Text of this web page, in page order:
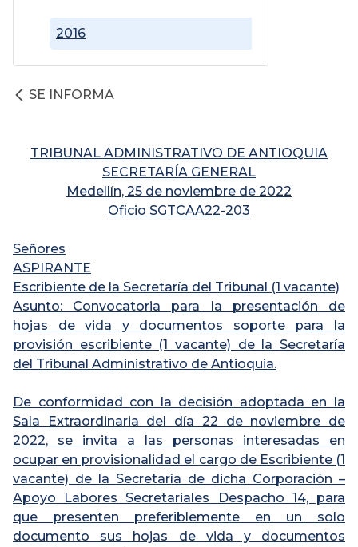
2016
SE INFORMA
TRIBUNAL ADMINISTRATIVO DE ANTIOQUIA
SECRETARÍA GENERAL
Medellín, 25 de noviembre de 2022
Oficio SGTCAA22-203
Señores
ASPIRANTE
Escribiente de la Secretaría del Tribunal (1 vacante)
Asunto: Convocatoria para la presentación de
hojas de vida y documentos soporte para la
provisión escribiente (1 vacante) de la Secretaría
del Tribunal Administrativo de Antioquia.
De conformidad con la decisión adoptada en la
Sala Extraordinaria del día 22 de noviembre de
2022, se invita a las personas interesadas en
ocupar en provisionalidad el cargo de Escribiente (1
vacante) de la Secretaría de dicha Corporación –
Apoyo Labores Secretariales Despacho 14, para
que presenten preferiblemente en un solo
documento sus hojas de vida y documentos